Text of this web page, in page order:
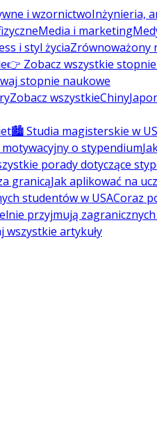
i wzornictwoInżynieria,
Media i marketing
i styl życiaZrównoważony
👉 Zobacz wszystkie
stopnie naukowe
Zobacz wszystkieChiny
🏙️ Studia magisterskie w
o stypendium
porady dotyczące
granicąJak aplikować na
studentów w USACoraz
przyjmują
wszystkie artykuły